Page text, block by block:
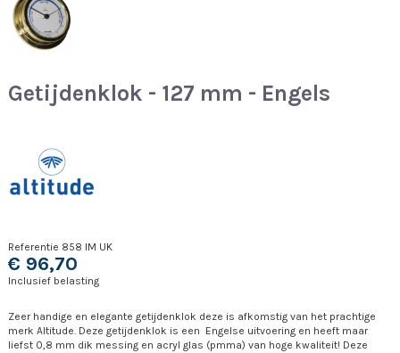
Getijdenklok - 127 mm - Engels
Referentie 858 IM UK
€ 96,70
Inclusief belasting
Zeer handige en elegante getijdenklok deze is afkomstig van het prachtige
merk Altitude. Deze getijdenklok is een Engelse uitvoering en heeft maar
liefst 0,8 mm dik messing en acryl glas (pmma) van hoge kwaliteit! Deze